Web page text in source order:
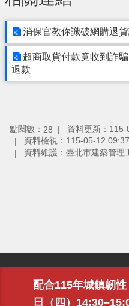
配合115年城鎮韌
日（四）
消保官教你識破網購退
超商取貨付款竟收到詐
退款
點閱數： 28
資料更新：
資料檢視：115-05-12 09:37
資料維護：臺北市建築管理
電話：臺北市民當家熱線1999(
版權所有 臺北市建築管理工程